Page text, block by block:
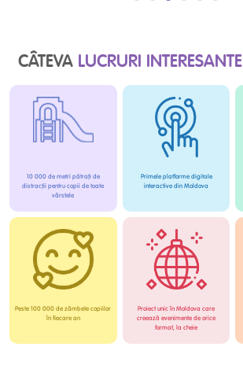
CÂTEVA LUCRURI INTERESANTE
10 000 de metri pătrați de
distracții pentru copii de toate
vârstele
Primele platforme digitale
interactive din Moldova
Peste 100 000 de zâmbete copiilor
în fiecare an
Proiect unic în Moldova care
creează evenimente de orice
format, la cheie